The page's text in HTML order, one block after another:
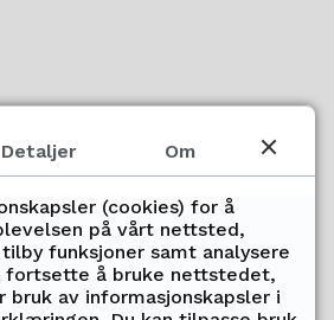
Detaljer Om
(cookies) for å
på vårt nettsted,
funksjoner samt analysere
fortsette å bruke nettstedet,
bruk av informasjonskapsler i